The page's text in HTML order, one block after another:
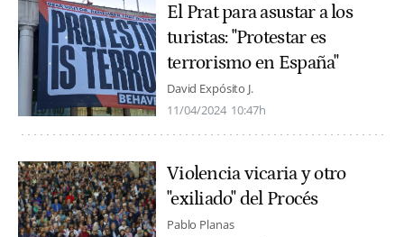
El Prat para asustar a los
turistas: "Protestar es
terrorismo en España"
David Expósito J.
11/04/2024 10:47h
Violencia vicaria y otro
"exiliado" del Procés
Pablo Planas